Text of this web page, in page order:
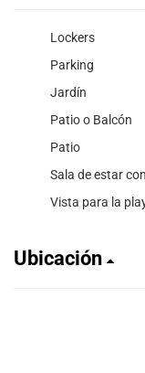
Lockers
Parking
Jardín
Patio o Balcón
Patio
Sala de estar
Vista para la
Ubicación